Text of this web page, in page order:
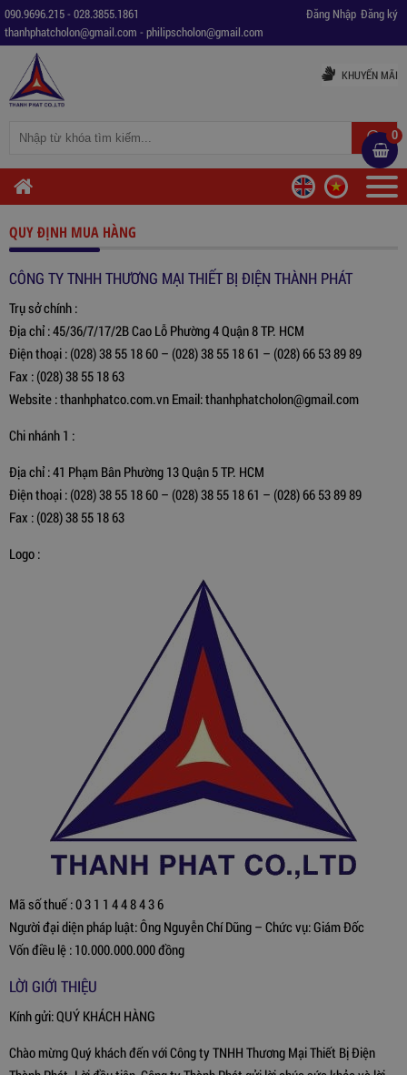
090.9696.215- 028.3855.1861
thanhphatcholon@gmail.com - philipscholon@gmail.com
Đăng ký
Đăng Nhập
KHUYẾN MÃI
0
QUY ĐỊNH MUA HÀNG
CÔNG TY TNHH THƯƠNG MẠI THIẾT BỊ ĐIỆN THÀNH PHÁT
Trụ sở chính :
Địa chỉ : 45/36/7/17/2B Cao Lỗ Phường 4 Quận 8 TP. HCM
Điện thoại : (028) 38 55 18 60 – (028) 38 55 18 61 – (028) 66 53 89 89
Fax : (028) 38 55 18 63
Website : thanhphatco.com.vn Email: thanhphatcholon@gmail.com
Chi nhánh 1 :
Địa chỉ : 41 Phạm Bân Phường 13 Quận 5 TP. HCM
Điện thoại : (028) 38 55 18 60 – (028) 38 55 18 61 – (028) 66 53 89 89
Fax : (028) 38 55 18 63
Logo :
Mã số thuế : 0 3 1 1 4 4 8 4 3 6
Người đại diện pháp luật: Ông Nguyễn Chí Dũng – Chức vụ: Giám Đốc
Vốn điều lệ : 10.000.000.000 đồng
LỜI GIỚI THIỆU
Kính gửi: QUÝ KHÁCH HÀNG
Chào mừng Quý khách đến với Công ty TNHH Thương Mại Thiết Bị Điện